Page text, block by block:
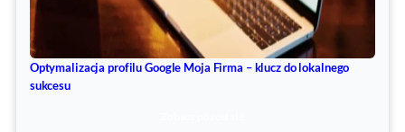
Optymalizacja profilu Google Moja Firma – klucz do lokalnego
sukcesu